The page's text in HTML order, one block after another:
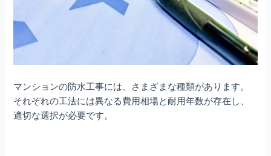
マンションの防水工事には、さまざまな種類があります。
それぞれの工法には異なる費用相場と耐用年数が存在し、
適切な選択が必要です。